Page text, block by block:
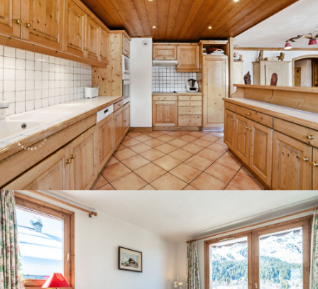
Panorama 2026
Etude annuelle de l'immobilier de montagne par Cimalpes
En savoir plus
Où trouver les plus beaux spots de ski hors-piste dans les Alpes
françaises ?
Vous attendez les chutes de neige comme d'autres guettent le lever
du soleil ? Vous snobez les pistes damées pour leur préférer les
grands espaces vierges de traces ? Vous faites sans doute partie de
ces adeptes du ski hors-piste. Découvrez notre sélection de secteurs
mythiques où la poudreuse se mérite - et se savoure.